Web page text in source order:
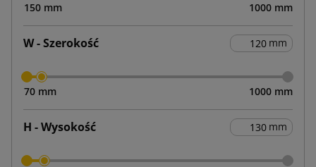
150 mm 1000 mm
W - Szerokość mm
70 mm 1000 mm
H - Wysokość mm